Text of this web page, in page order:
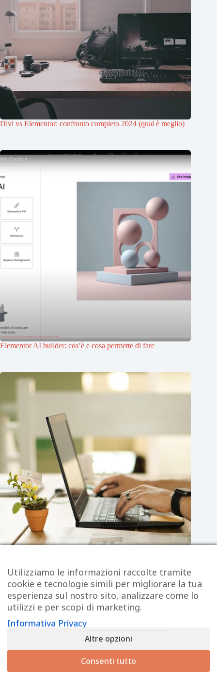
Divi vs Elementor: confronto completo 2024 (qual è meglio)
Elementor AI builder: cos’è e cosa permette di fare
I migliori Addons di Elementor per WordPress
Contattami Opinioni
Privacy Policy
3B Solutions – P.IVA: 03392920835
Via Bartolomeo da Neocastro is. F/H n.13 – Messina
Utilizziamo le informazioni raccolte tramite
cookie e tecnologie simili per migliorare la tua
esperienza sul nostro sito, analizzare come lo
utilizzi e per scopi di marketing.
Informativa Privacy
Altre opzioni
Consenti tutto